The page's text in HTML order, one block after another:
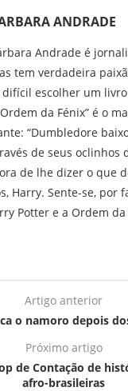
ANDRADE
Andrade é
tem verdadeira
escolher um
da Fénix” é o
“Dumbledore
de seus oclinhos
de lhe dizer o que
Harry. Sente-se, por
Potter e a Ordem da
Artigo anterior
o namoro depois
Próximo artigo
de Contação de
afro-brasileiras